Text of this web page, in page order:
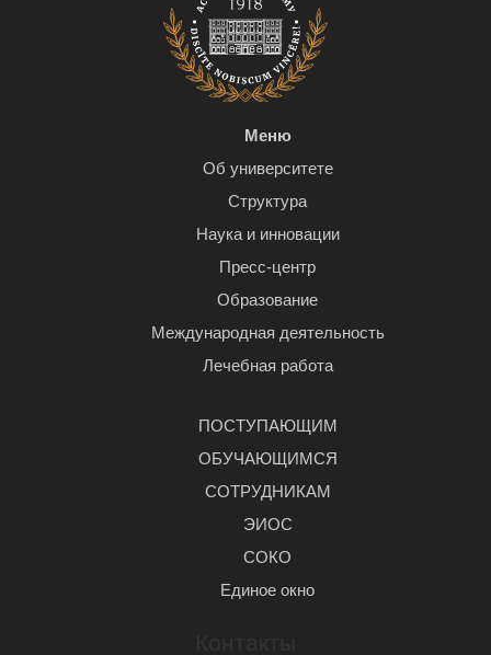
Меню
Об университете
Структура
Наука и инновации
Пресс-центр
Образование
Международная деятельность
Лечебная работа
ПОСТУПАЮЩИМ
ОБУЧАЮЩИМСЯ
СОТРУДНИКАМ
ЭИОС
СОКО
Единое окно